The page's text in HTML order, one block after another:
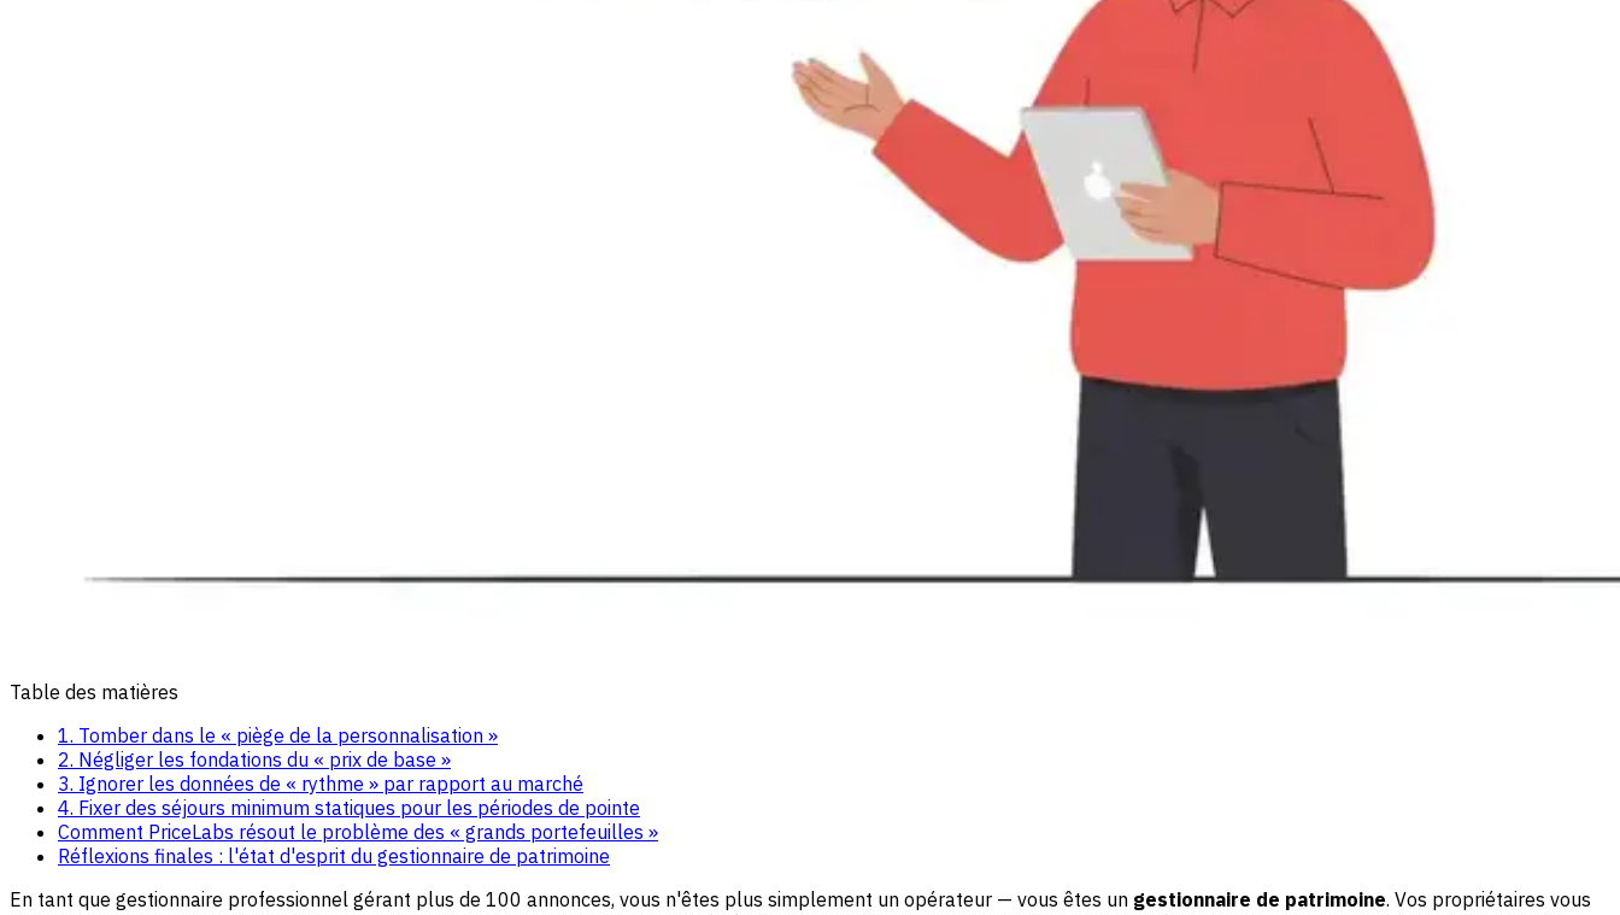
Table des matières
1. Tomber dans le « piège de la personnalisation »
2. Négliger les fondations du « prix de base »
3. Ignorer les données de « rythme » par rapport au marché
4. Fixer des séjours minimum statiques pour les périodes de pointe
Comment PriceLabs résout le problème des « grands portefeuilles »
Réflexions finales : l'état d'esprit du gestionnaire de patrimoine
En tant que gestionnaire professionnel gérant plus de 100 annonces, vous n'êtes plus simplement un opérateur — vous êtes un gestionnaire de patrimoine. Vos propriétaires vous